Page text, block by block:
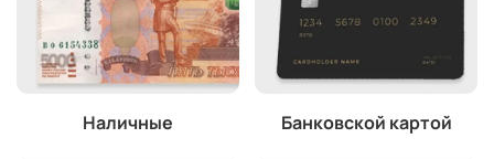
Наличные Банковской картой